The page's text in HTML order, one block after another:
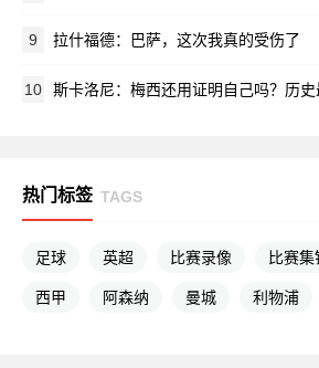
9 拉什福德：巴萨，这次我真的受伤了
10 斯卡洛尼：梅西还用证明自己吗？历史最
热门标签 TAGS
足球 英超 比赛录像 比赛集
西甲 阿森纳 曼城 利物浦